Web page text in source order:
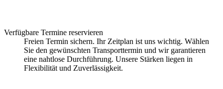
Verfügbare Termine reservieren
Freien Termin sichern. Ihr Zeitplan ist uns wichtig. Wählen
Sie den gewünschten Transporttermin und wir garantieren
eine nahtlose Durchführung. Unsere Stärken liegen in
Flexibilität und Zuverlässigkeit.